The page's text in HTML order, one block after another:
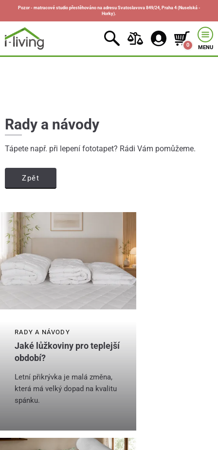
Pozor - matracové studio přestěhováno na adresu Svatoslavova 849/24, Praha 4 (Nuselská -
Horky).
0 MENU
Rady a návody
Tápete např. při lepení fototapet? Rádi Vám pomůžeme.
Zpět
RADY A NÁVODY
Jaké lůžkoviny pro teplejší
období?
Letní přikrývka je malá změna,
která má velký dopad na kvalitu
spánku.